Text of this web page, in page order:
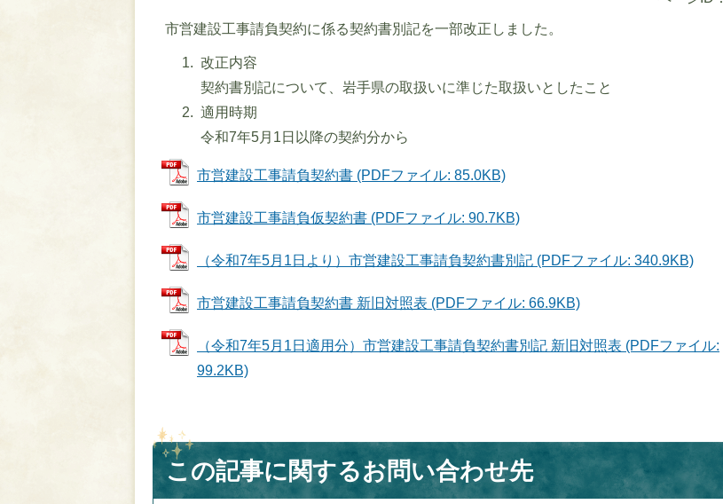
市営建設工事請負契約に係る契約書別記を一部改正しました。
改正内容
契約書別記について、岩手県の取扱いに準じた取扱いとしたこと
適用時期
令和7年5月1日以降の契約分から
市営建設工事請負契約書 (PDFファイル: 85.0KB)
市営建設工事請負仮契約書 (PDFファイル: 90.7KB)
（令和7年5月1日より）市営建設工事請負契約書別記 (PDFファイル: 340.9KB)
市営建設工事請負契約書 新旧対照表 (PDFファイル: 66.9KB)
（令和7年5月1日適用分）市営建設工事請負契約書別記 新旧対照表 (PDFファイル:
99.2KB)
この記事に関するお問い合わせ先